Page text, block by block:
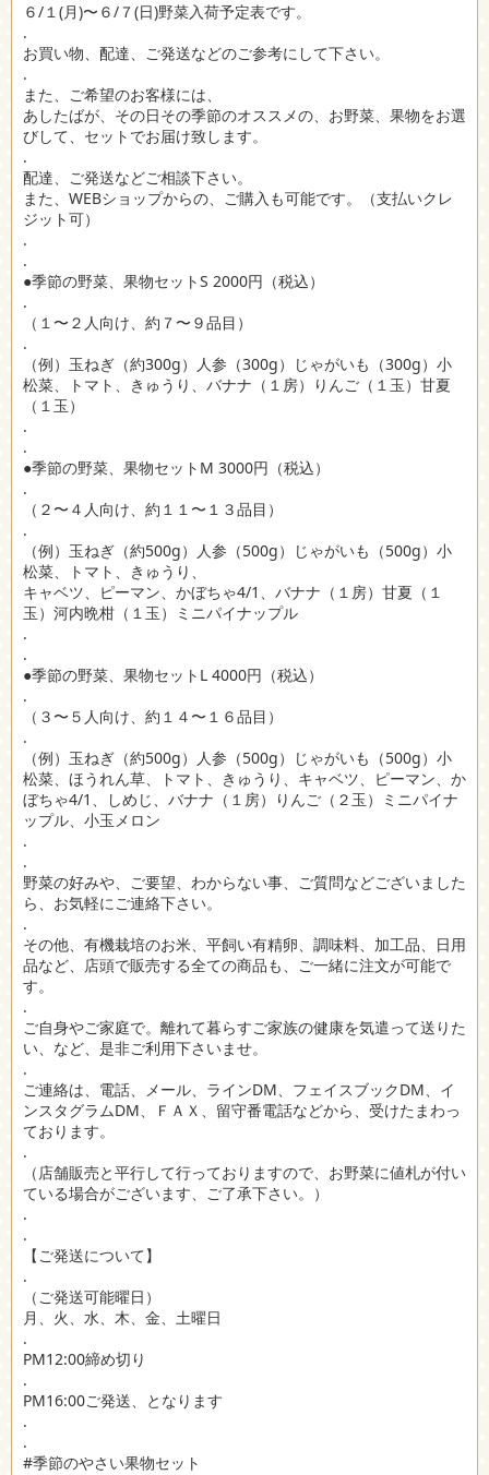
６/１(月)〜６/７(日)野菜入荷予定表です。
.
お買い物、配達、ご発送などのご参考にして下さい。
.
また、ご希望のお客様には、
あしたばが、その日その季節のオススメの、お野菜、果物をお選
びして、セットでお届け致します。
.
配達、ご発送などご相談下さい。
また、WEBショップからの、ご購入も可能です。（支払いクレ
ジット可）
.
.
●季節の野菜、果物セットS 2000円（税込）
.
（１〜２人向け、約７〜９品目）
.
（例）玉ねぎ（約300g）人参（300g）じゃがいも（300g）小
松菜、トマト、きゅうり、バナナ（１房）りんご（１玉）甘夏
（１玉）
.
.
●季節の野菜、果物セットM 3000円（税込）
.
（２〜４人向け、約１１〜１３品目）
.
（例）玉ねぎ（約500g）人参（500g）じゃがいも（500g）小
松菜、トマト、きゅうり、
キャベツ、ピーマン、かぼちゃ4/1、バナナ（１房）甘夏（１
玉）河内晩柑（１玉）ミニパイナップル
.
.
●季節の野菜、果物セットL 4000円（税込）
.
（３〜５人向け、約１４〜１６品目）
.
（例）玉ねぎ（約500g）人参（500g）じゃがいも（500g）小
松菜、ほうれん草、トマト、きゅうり、キャベツ、ピーマン、か
ぼちゃ4/1、しめじ、バナナ（１房）りんご（２玉）ミニパイナ
ップル、小玉メロン
.
.
野菜の好みや、ご要望、わからない事、ご質問などございました
ら、お気軽にご連絡下さい。
.
その他、有機栽培のお米、平飼い有精卵、調味料、加工品、日用
品など、店頭で販売する全ての商品も、ご一緒に注文が可能で
す。
.
ご自身やご家庭で。離れて暮らすご家族の健康を気遣って送りた
い、など、是非ご利用下さいませ。
.
ご連絡は、電話、メール、ラインDM、フェイスブックDM、イ
ンスタグラムDM、ＦＡＸ、留守番電話などから、受けたまわっ
ております。
.
（店舗販売と平行して行っておりますので、お野菜に値札が付い
ている場合がございます、ご了承下さい。）
.
.
【ご発送について】
.
（ご発送可能曜日）
月、火、水、木、金、土曜日
.
PM12:00締め切り
.
PM16:00ご発送、となります
.
.
#季節のやさい果物セット